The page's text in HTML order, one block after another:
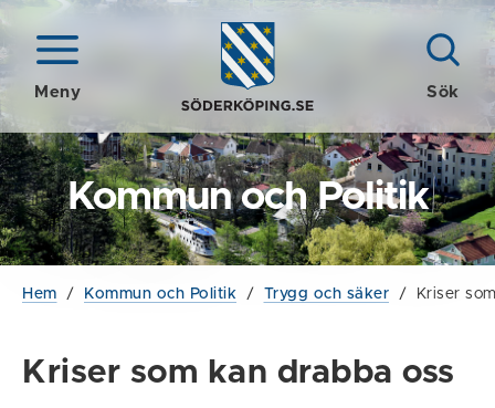
Meny Sök
Kommun och Politik
Hem / Kommun och Politik / Trygg och säker / Kriser
Kriser som kan drabba oss